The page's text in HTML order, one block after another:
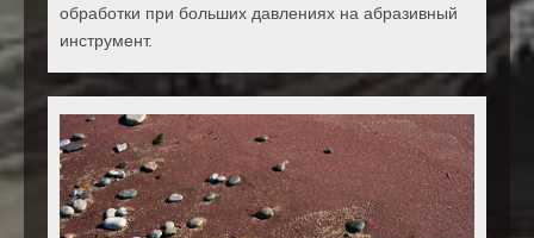
обработки при больших давлениях на абразивный
инструмент.